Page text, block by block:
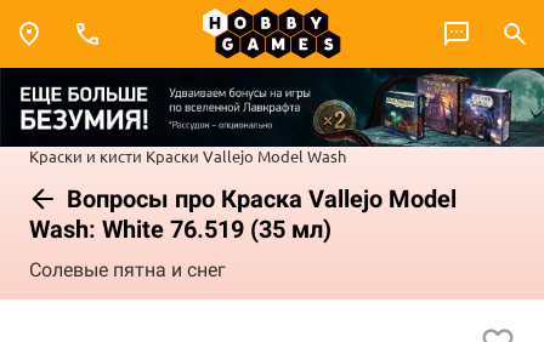
Краски и кисти Краски Vallejo Model Wash
Вопросы про Краска Vallejo Model
Wash: White 76.519 (35 мл)
Солевые пятна и снег